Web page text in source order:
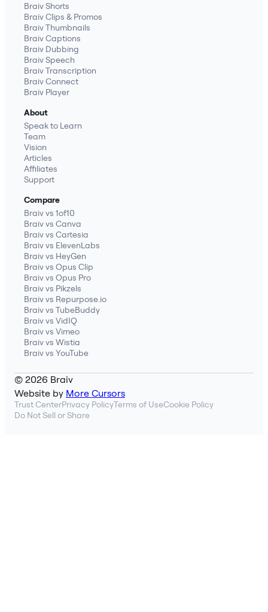
Braiv Shorts
Braiv Clips & Promos
Braiv Thumbnails
Braiv Captions
Braiv Dubbing
Braiv Speech
Braiv Transcription
Braiv Connect
Braiv Player
About
Speak to Learn
Team
Vision
Articles
Affiliates
Support
Compare
Braiv vs 1of10
Braiv vs Canva
Braiv vs Cartesia
Braiv vs ElevenLabs
Braiv vs HeyGen
Braiv vs Opus Clip
Braiv vs Opus Pro
Braiv vs Pikzels
Braiv vs Repurpose.io
Braiv vs TubeBuddy
Braiv vs VidIQ
Braiv vs Vimeo
Braiv vs Wistia
Braiv vs YouTube
© 2026 Braiv
Website by More Cursors
Trust CenterPrivacy PolicyTerms of UseCookie Policy
Do Not Sell or Share